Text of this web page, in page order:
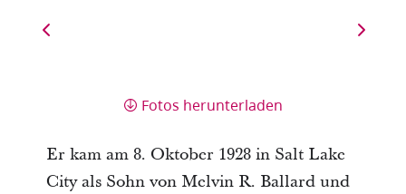
Fotos herunterladen
Er kam am 8. Oktober 1928 in Salt Lake
City als Sohn von Melvin R. Ballard und